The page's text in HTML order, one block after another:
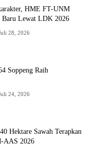
HME FT-UNM
Baru Lewat LDK 2026
28, 2026
Soppeng Raih
24, 2026
Hektare Sawah Terapkan
AAS 2026